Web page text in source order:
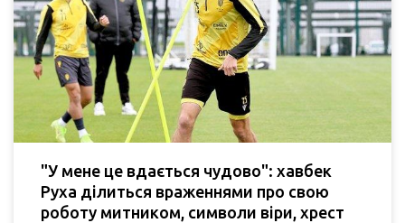
"У мене це вдається чудово": хавбек
Руха ділиться враженнями про свою
роботу митником, символи віри, хрест